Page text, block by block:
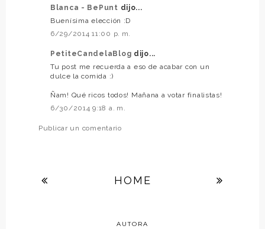
Blanca - BePunt dijo...
Buenísima elección :D
6/29/2014 11:00 p. m.
PetiteCandelaBlog dijo...
Tu post me recuerda a eso de acabar con un
dulce la comida :)
Ñam! Qué ricos todos! Mañana a votar finalistas!
6/30/2014 9:18 a. m.
Publicar un comentario
HOME
AUTORA